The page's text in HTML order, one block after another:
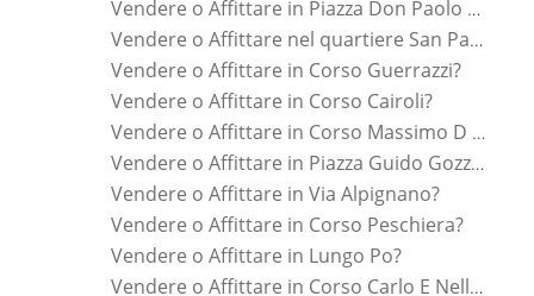
Vendere o Affittare in Piazza Don Paolo Albera?
Vendere o Affittare nel quartiere San Paolo?
Vendere o Affittare in Corso Guerrazzi?
Vendere o Affittare in Corso Cairoli?
Vendere o Affittare in Corso Massimo D Azeglio?
Vendere o Affittare in Piazza Guido Gozzano?
Vendere o Affittare in Via Alpignano?
Vendere o Affittare in Corso Peschiera?
Vendere o Affittare in Lungo Po?
Vendere o Affittare in Corso Carlo E Nello Rosselli?